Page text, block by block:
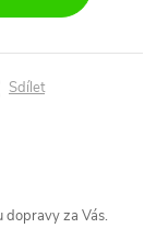
Sdílet
dopravy za Vás.